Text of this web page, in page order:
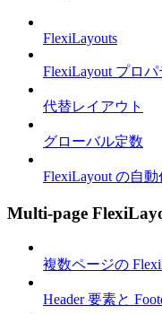
FlexiLayouts
FlexiLayout プロパ
代替レイアウト
グローバル定数
FlexiLayout の自
Multi-page
複数ページの
Header 要素と